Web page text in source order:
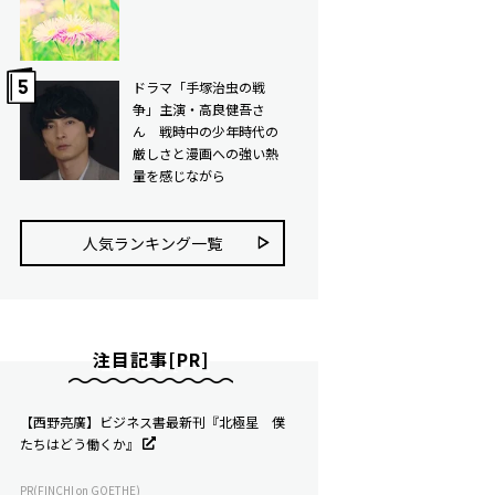
ドラマ「手塚治虫の戦
争」主演・高良健吾さ
ん 戦時中の少年時代の
厳しさと漫画への強い熱
量を感じながら
人気ランキング⼀覧
注目記事[PR]
【西野亮廣】ビジネス書最新刊『北極星 僕
たちはどう働くか』
PR(FINCHI on GOETHE)